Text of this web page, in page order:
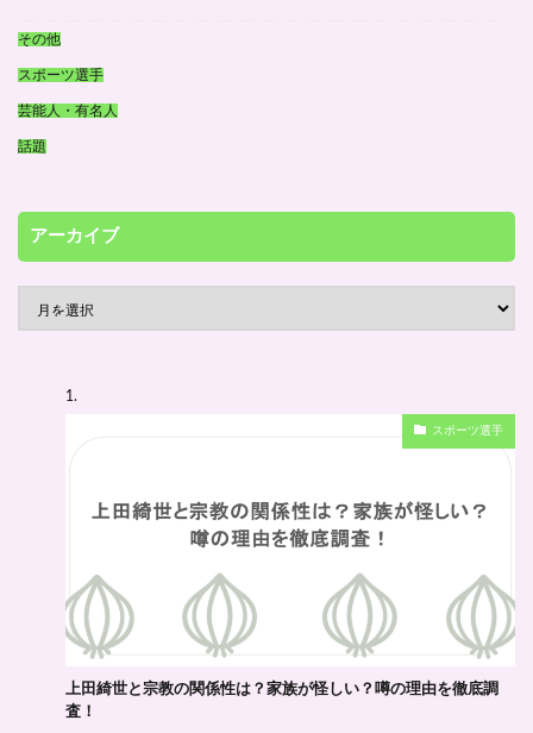
その他
スポーツ選手
芸能人・有名人
話題
アーカイブ
スポーツ選手
上田綺世と宗教の関係性は？家族が怪しい？噂の理由を徹底調
査！